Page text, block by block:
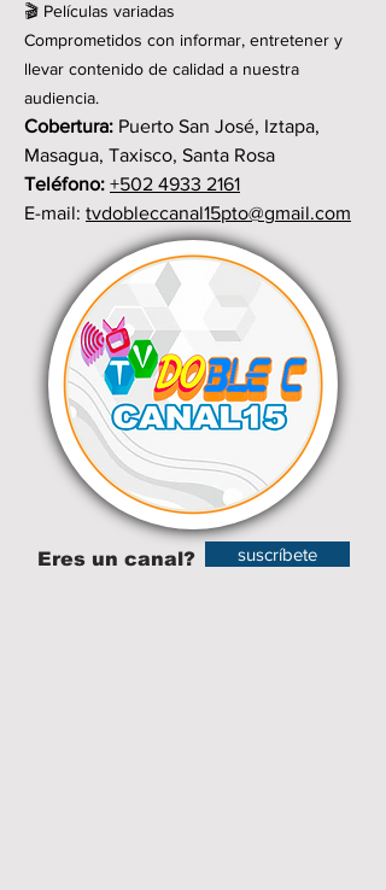
🎬 Películas variadas
Comprometidos con informar, entretener y
llevar contenido de calidad a nuestra
audiencia.
Cobertura: Puerto San José, Iztapa,
Masagua, Taxisco, Santa Rosa
Teléfono: +502 4933 2161
E-mail: tvdobleccanal15pto@gmail.com
Eres un canal? suscríbete